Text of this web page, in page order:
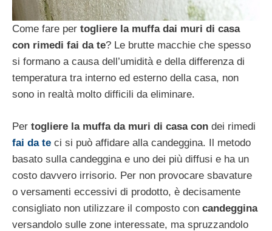
Come fare per togliere la muffa dai muri di casa
con rimedi fai da te? Le brutte macchie che spesso
si formano a causa dell’umidità e della differenza di
temperatura tra interno ed esterno della casa, non
sono in realtà molto difficili da eliminare.
Per togliere la muffa da muri di casa con dei rimedi
fai da te ci si può affidare alla candeggina. Il metodo
basato sulla candeggina e uno dei più diffusi e ha un
costo davvero irrisorio. Per non provocare sbavature
o versamenti eccessivi di prodotto, è decisamente
consigliato non utilizzare il composto con candeggina
versandolo sulle zone interessate, ma spruzzandolo